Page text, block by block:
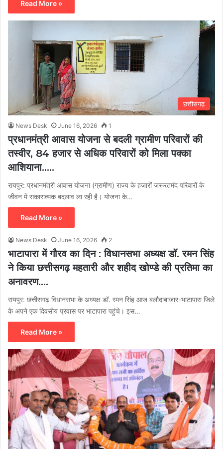
Read More »
छत्तीसगढ़
News Desk June 16, 2026 1
प्रधानमंत्री आवास योजना से बदली ग्रामीण परिवारों की
तस्वीर, 84 हजार से अधिक परिवारों को मिला पक्का
आशियाना…..
रायपुर: प्रधानमंत्री आवास योजना (ग्रामीण) राज्य के हजारों जरूरतमंद परिवारों के
जीवन में सकारात्मक बदलाव ला रही है। योजना के…
Read More »
News Desk June 16, 2026 2
भाटापारा में गौरव का दिन : विधानसभा अध्यक्ष डॉ. रमन सिंह
ने किया छत्तीसगढ़ महतारी और शहीद खोण्डे की प्रतिमा का
अनावरण….
रायपुर: छत्तीसगढ़ विधानसभा के अध्यक्ष डॉ. रमन सिंह आज बलौदाबाजार-भाटापारा जिले
के अपने एक दिवसीय प्रवास पर भाटापारा पहुंचे। इस…
Read More »